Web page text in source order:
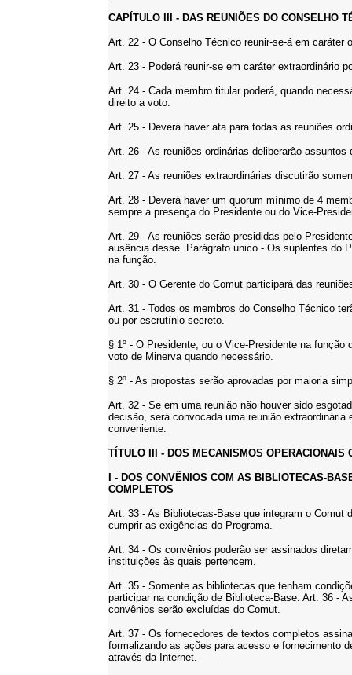
CAPÍTULO III - DAS REUNIÕES DO CONSELHO
Art. 22 - O Conselho Técnico reunir-se-á em caráter
Art. 23 - Poderá reunir-se em caráter extraordinário
Art. 24 - Cada membro titular poderá, quando
direito a voto.
Art. 25 - Deverá haver ata para todas as reuniões
Art. 26 - As reuniões ordinárias deliberarão
Art. 27 - As reuniões extraordinárias discutirão
Art. 28 - Deverá haver um quorum mínimo de 4
sempre a presença do Presidente ou do Vice-
Art. 29 - As reuniões serão presididas pelo
ausência desse. Parágrafo único - Os suplentes do
na função.
Art. 30 - O Gerente do Comut participará das
Art. 31 - Todos os membros do Conselho Técnico
ou por escrutínio secreto.
§ 1º - O Presidente, ou o Vice-Presidente na
voto de Minerva quando necessário.
§ 2º - As propostas serão aprovadas por maioria
Art. 32 - Se em uma reunião não houver sido
decisão, será convocada uma reunião
conveniente.
TÍTULO III - DOS MECANISMOS OPERACIONAIS
I - DOS CONVÊNIOS COM AS BIBLIOTECAS-
COMPLETOS
Art. 33 - As Bibliotecas-Base que integram o Comut
cumprir as exigências do Programa.
Art. 34 - Os convênios poderão ser assinados
instituições às quais pertencem.
Art. 35 - Somente as bibliotecas que tenham
participar na condição de Biblioteca-Base. Art. 36 -
convênios serão excluídas do Comut.
Art. 37 - Os fornecedores de textos completos
formalizando as ações para acesso e fornecimento
através da Internet.